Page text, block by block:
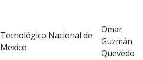
Tecnológico Nacional de
Mexico
Omar
Guzmán
Quevedo